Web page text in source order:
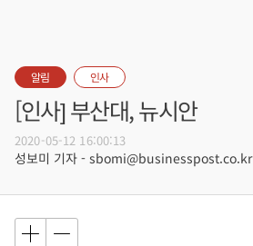
알림 인사
[인사] 부산대, 뉴시안
2020-05-12 16:00:13
성보미 기자 - sbomi@businesspost.co.kr